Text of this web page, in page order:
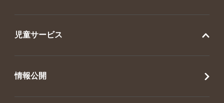
児童サービス
情報公開